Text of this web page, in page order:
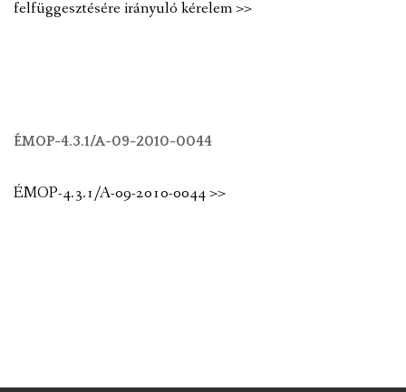
felfüggesztésére irányuló kérelem >>
ÉMOP-4.3.1/A-09-2010-0044
ÉMOP-4.3.1/A-09-2010-0044 >>